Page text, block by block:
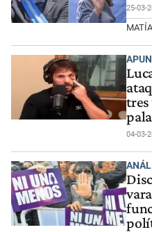
25-03-
04-03-